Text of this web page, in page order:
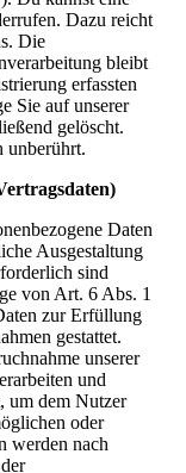
Dazu reicht
Die
bleibt
erfassten
Sie auf unserer
gelöscht.
unberührt.
Daten
Ausgestaltung
sind
von Art. 6 Abs. 1
zur Erfüllung
gestattet.
unserer
und
um dem Nutzer
oder
werden nach